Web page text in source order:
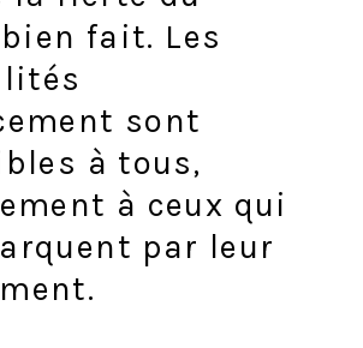
fait. Les
sont
à tous,
à ceux qui
par leur